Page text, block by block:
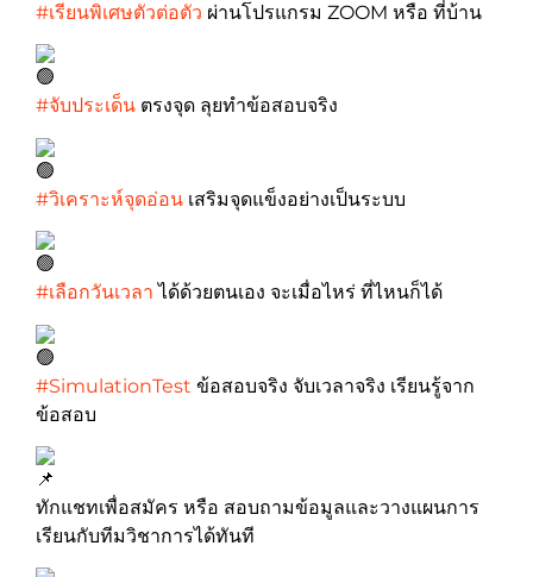
#เรียนพิเศษตัวต่อตัว ผ่านโปรแกรม ZOOM หรือ ที่บ้าน
#จับประเด็น ตรงจุด ลุยทำข้อสอบจริง
#วิเคราะห์จุดอ่อน เสริมจุดแข็งอย่างเป็นระบบ
#เลือกวันเวลา ได้ด้วยตนเอง จะเมื่อไหร่ ที่ไหนก็ได้
#SimulationTest ข้อสอบจริง จับเวลาจริง เรียนรู้จาก
ข้อสอบ
ทักแชทเพื่อสมัคร หรือ สอบถามข้อมูลและวางแผนการ
เรียนกับทีมวิชาการได้ทันที